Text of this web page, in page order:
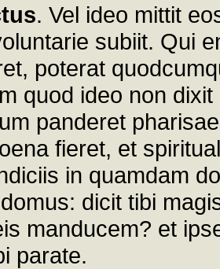
. Vel ideo mittit
subiit. Qui
poterat
quod ideo non
panderet
fieret, et
in quamdam
dicit tibi
manducem? et
parate.